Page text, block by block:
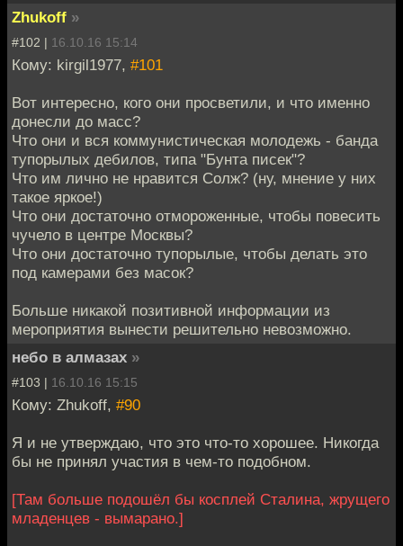
Zhukoff »
#102 | 16.10.16 15:14
Кому: kirgil1977, #101
Вот интересно, кого они просветили, и что именно
донесли до масс?
Что они и вся коммунистическая молодежь - банда
тупорылых дебилов, типа "Бунта писек"?
Что им лично не нравится Солж? (ну, мнение у них
такое яркое!)
Что они достаточно отмороженные, чтобы повесить
чучело в центре Москвы?
Что они достаточно тупорылые, чтобы делать это
под камерами без масок?
Больше никакой позитивной информации из
мероприятия вынести решительно невозможно.
небо в алмазах »
#103 | 16.10.16 15:15
Кому: Zhukoff, #90
Я и не утверждаю, что это что-то хорошее. Никогда
бы не принял участия в чем-то подобном.
[Там больше подошёл бы косплей Сталина, жрущего
младенцев - вымарано.]